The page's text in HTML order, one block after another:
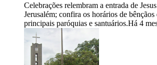
Celebrações relembram a entrada de
Jerusalém; confira os horários de bênçãos
principais paróquias e santuários.Há 4